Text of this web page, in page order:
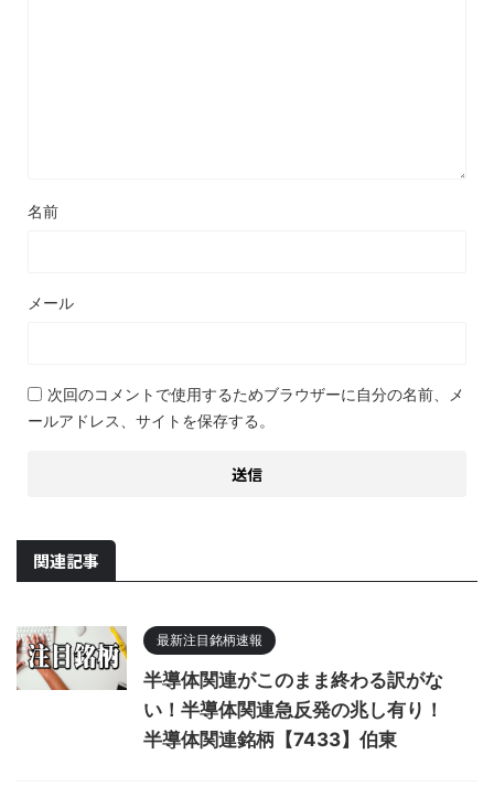
名前
メール
次回のコメントで使用するためブラウザーに自分の名前、メ
ールアドレス、サイトを保存する。
関連記事
最新注目銘柄速報
半導体関連がこのまま終わる訳がな
い！半導体関連急反発の兆し有り！
半導体関連銘柄【7433】伯東